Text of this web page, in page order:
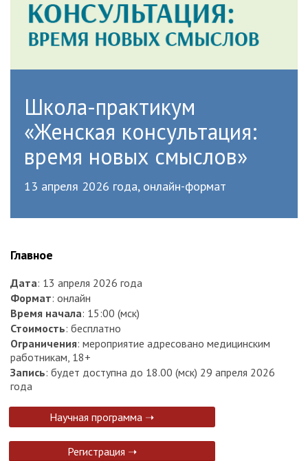
Школа-практикум
«Женская консультация:
время новых смыслов»
13 апреля 2026 года, онлайн-формат
Главное
Дата: 13 апреля 2026 года
Формат: онлайн
Время начала: 15:00 (мск)
Стоимость: бесплатно
Ограничения: мероприятие адресовано медицинским
работникам, 18+
Запись: будет доступна до 18.00 (мск) 29 апреля 2026
года
Научная программа ➝
Регистрация ➝